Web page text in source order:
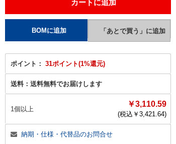
ポイント： 31ポイント(1%還元)
送料： 送料無料でお届けします
1個以上
￥3,110.59
(税込￥ 3,421.64)
納期・仕様・代替品のお問合せ